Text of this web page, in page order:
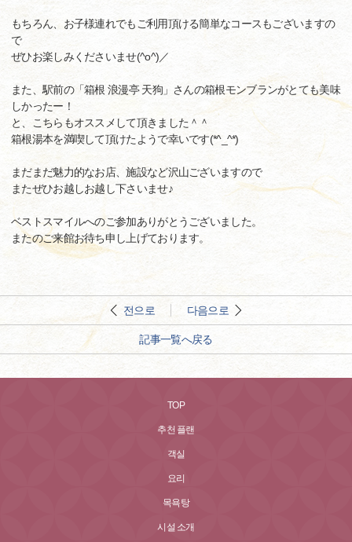
もちろん、お子様連れでもご利用頂ける簡単なコースもございますの
で
ぜひお楽しみくださいませ(^o^)／
また、駅前の「箱根 浪漫亭 天狗」さんの箱根モンブランがとても美味
しかったー！
と、こちらもオススメして頂きました＾＾
箱根湯本を満喫して頂けたようで幸いです(*^_^*)
まだまだ魅力的なお店、施設など沢山ございますので
またぜひお越しお越し下さいませ♪
ベストスマイルへのご参加ありがとうございました。
またのご来館お待ち申し上げております。
전으로 다음으로
記事一覧へ戻る
TOP
추천 플랜
객실
요리
목욕탕
시설 소개